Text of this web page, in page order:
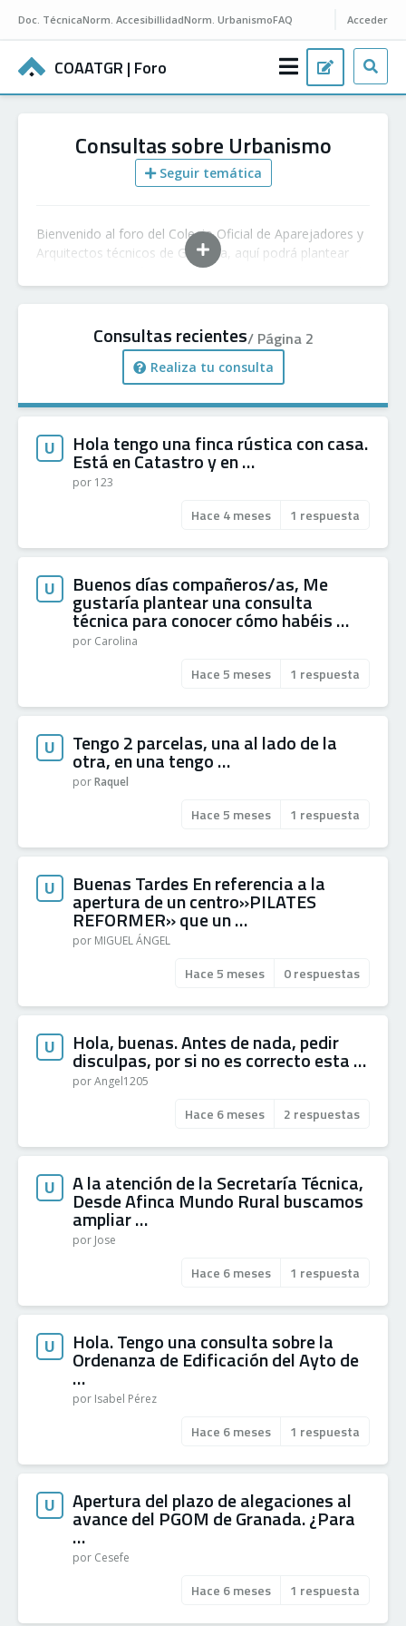
Doc. TécnicaNorm. AccesibillidadNorm. UrbanismoFAQ Acceder
COAATGR | Foro
Consultas sobre Urbanismo
Seguir temática
Bienvenido al foro del Colegio Oficial de Aparejadores y
Arquitectos técnicos de Granada, aquí podrá plantear
sus cuestiones referentes a urbanismo y será asesorado
por nuestra comunidad, formada por aparejadores y
Consultas recientes/ Página 2
Realiza tu consulta
U Hola tengo una finca rústica con casa.
Está en Catastro y en …
por 123
Hace 4 meses 1 respuesta
U Buenos días compañeros/as, Me
gustaría plantear una consulta
técnica para conocer cómo habéis …
por Carolina
Hace 5 meses 1 respuesta
U Tengo 2 parcelas, una al lado de la
otra, en una tengo …
porRaquel
Hace 5 meses 1 respuesta
U Buenas Tardes En referencia a la
apertura de un centro»PILATES
REFORMER» que un …
por MIGUEL ÁNGEL
Hace 5 meses 0 respuestas
U Hola, buenas. Antes de nada, pedir
disculpas, por si no es correcto esta …
por Angel1205
Hace 6 meses 2 respuestas
U A la atención de la Secretaría Técnica,
Desde Afinca Mundo Rural buscamos
ampliar …
por Jose
Hace 6 meses 1 respuesta
U Hola. Tengo una consulta sobre la
Ordenanza de Edificación del Ayto de
…
por Isabel Pérez
Hace 6 meses 1 respuesta
U Apertura del plazo de alegaciones al
avance del PGOM de Granada. ¿Para
…
por Cesefe
Hace 6 meses 1 respuesta